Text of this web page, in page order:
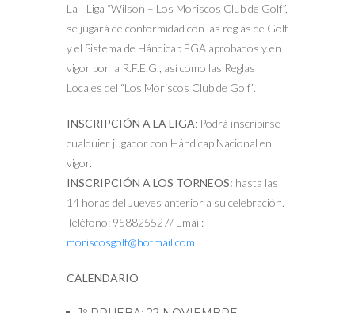
La I Liga “Wilson – Los Moriscos Club de Golf”,
se jugará de conformidad con las reglas de Golf
y el Sistema de Hándicap EGA aprobados y en
vigor por la R.F.E.G., así como las Reglas
Locales del “Los Moriscos Club de Golf”.
INSCRIPCIÓN A LA LIGA: Podrá inscribirse
cualquier jugador con Hándicap Nacional en
vigor.
INSCRIPCIÓN A LOS TORNEOS: hasta las
14 horas del Jueves anterior a su celebración.
Teléfono: 958825527/ Email:
moriscosgolf@hotmail.com
CALENDARIO